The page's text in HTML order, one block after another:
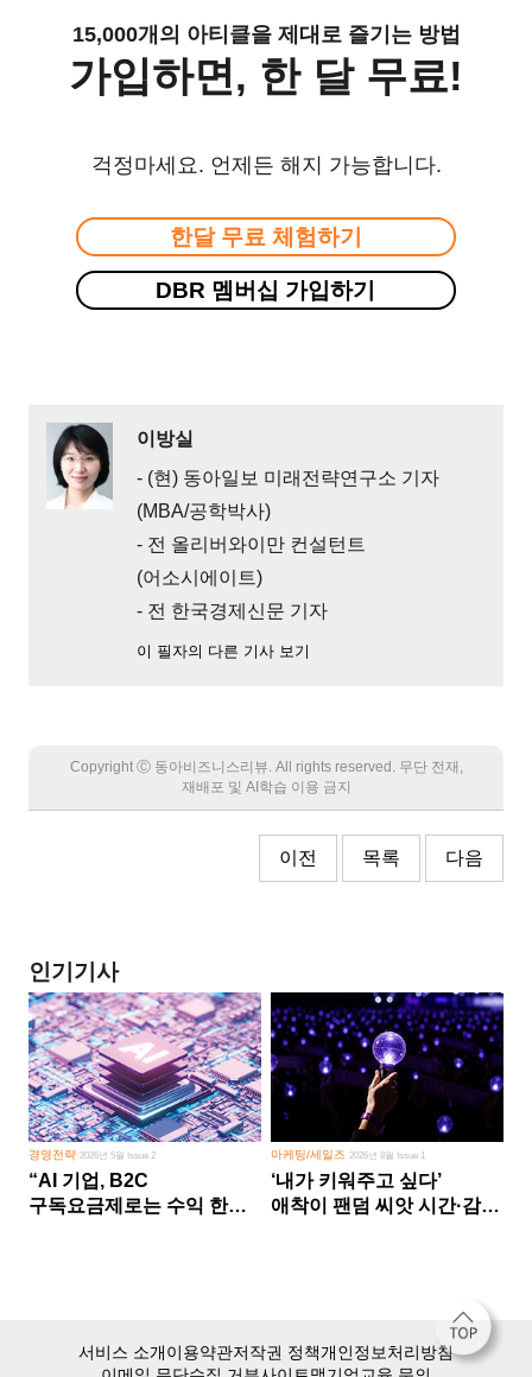
15,000개의 아티클을 제대로 즐기는 방법
가입하면, 한 달 무료!
걱정마세요. 언제든 해지 가능합니다.
한달 무료 체험하기
DBR 멤버십 가입하기
이방실
- (현) 동아일보 미래전략연구소 기자
(MBA/공학박사)
- 전 올리버와이만 컨설턴트
(어소시에이트)
- 전 한국경제신문 기자
이 필자의 다른 기사 보기
Copyright Ⓒ 동아비즈니스리뷰. All rights reserved. 무단 전재,
재배포 및 AI학습 이용 금지
이전 목록 다음
인기기사
경영전략 2026년 5월 Issue 2
“AI 기업, B2C
구독요금제로는 수익 한계
마케팅/세일즈 2026년 8월 Issue 1
‘내가 키워주고 싶다’
애착이 팬덤 씨앗 시간·감정
서비스 소개이용약관저작권 정책개인정보처리방침